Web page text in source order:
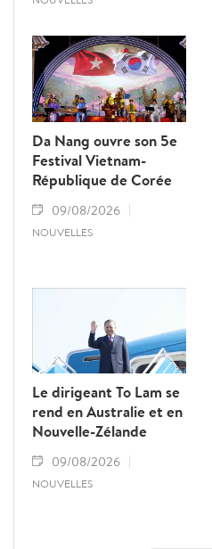
Da Nang ouvre son 5e
Festival Vietnam-
République de Corée
09/08/2026
NOUVELLES
Le dirigeant To Lam se
rend en Australie et en
Nouvelle-Zélande
09/08/2026
NOUVELLES